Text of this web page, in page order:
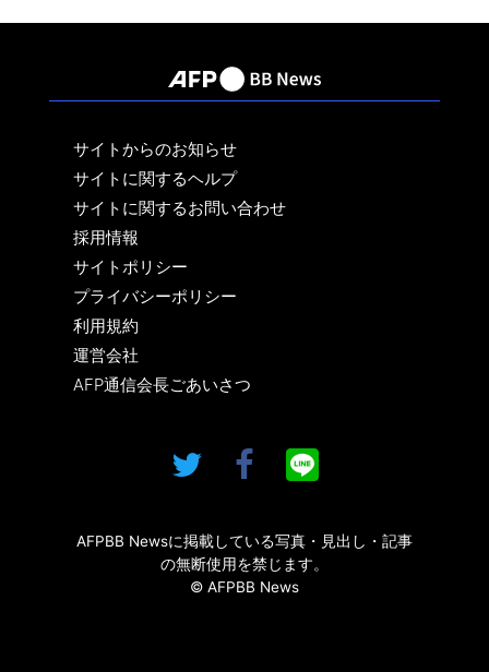
サイトからのお知らせ
サイトに関するヘルプ
サイトに関するお問い合わせ
採用情報
サイトポリシー
プライバシーポリシー
利用規約
運営会社
AFP通信会長ごあいさつ
AFPBB Newsに掲載している写真・見出し・記事
の無断使用を禁じます。
© AFPBB News